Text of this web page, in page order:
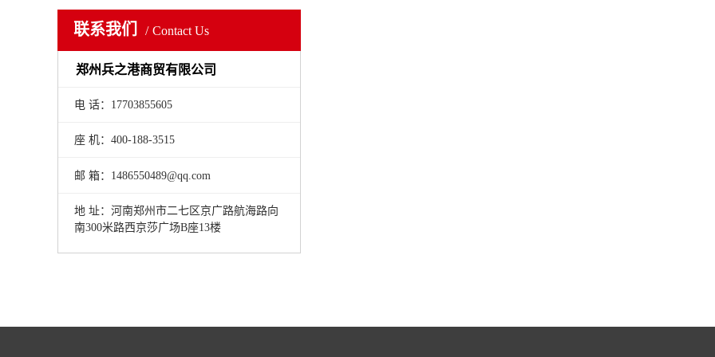
联系我们 Contact Us
郑州兵之港商贸有限公司
电 话：17703855605
座 机：400-188-3515
邮 箱：1486550489@qq.com
地 址：河南郑州市二七区京广路航海路向
南300米路西京莎广场B座13楼